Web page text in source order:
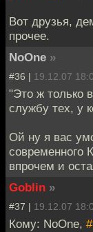
Вот друзья,
прочее.
NoOne »
#36 | 19.12.07
"Это ж только
службу тех, у
Ой ну я вас
современного
впрочем и
Goblin »
#37 | 19.12.07
Кому: NoOne,